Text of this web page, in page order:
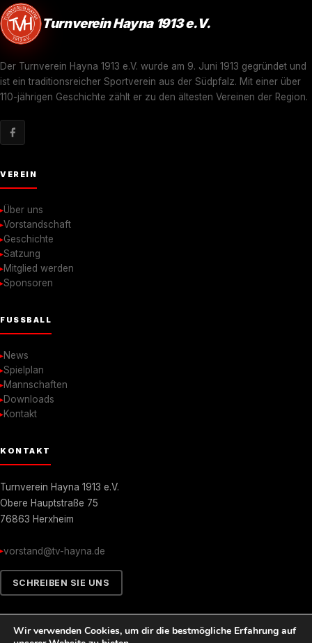
Turnverein Hayna 1913 e.V.
Der Turnverein Hayna 1913 e.V. wurde am 9. Juni 1913 gegründet und
ist ein traditionsreicher Sportverein aus der Südpfalz. Mit einer über
110-jährigen Geschichte zählt er zu den ältesten Vereinen der Region.
VEREIN
Über uns
Vorstandschaft
Geschichte
Satzung
Mitglied werden
Sponsoren
FUSSBALL
News
Spielplan
Mannschaften
Downloads
Kontakt
KONTAKT
Turnverein Hayna 1913 e.V.
Obere Hauptstraße 75
76863 Herxheim
vorstand@tv-hayna.de
SCHREIBEN SIE UNS
Wir verwenden Cookies, um dir die bestmögliche Erfahrung auf